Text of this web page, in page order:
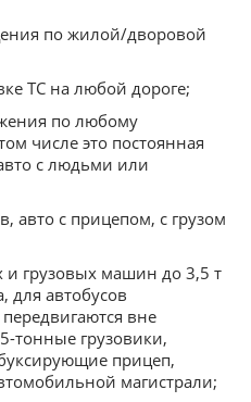
по жилой/дворовой
ТС на любой дороге;
по любому
числе это постоянная
с людьми или
авто с прицепом, с грузом
грузовых машин до 3,5 т
для автобусов
вне
тонные грузовики,
прицеп,
магистрали;